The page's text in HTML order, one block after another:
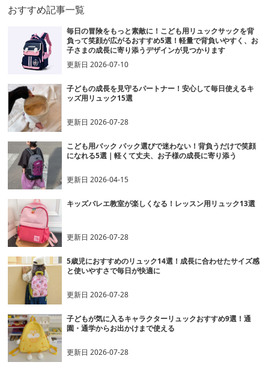
おすすめ記事一覧
毎日の冒険をもっと素敵に！こども用リュックサックを背
負って笑顔が広がるおすすめ5選！軽量で背負いやすく、お
子さまの成長に寄り添うデザインが見つかります
更新日2026-07-10
子どもの成長を見守るパートナー！安心して毎日使えるキ
ッズ用リュック15選
更新日2026-07-28
こども用バック パック選びで迷わない！背負うだけで笑顔
になれる5選｜軽くて丈夫、お子様の成長に寄り添う
更新日2026-04-15
キッズバレエ教室が楽しくなる！レッスン用リュック13選
更新日2026-07-28
5歳児におすすめのリュック14選！成長に合わせたサイズ感
と使いやすさで毎日が快適に
更新日2026-07-28
子どもが気に入るキャラクターリュックおすすめ9選！通
園・通学からお出かけまで使える
更新日2026-07-28